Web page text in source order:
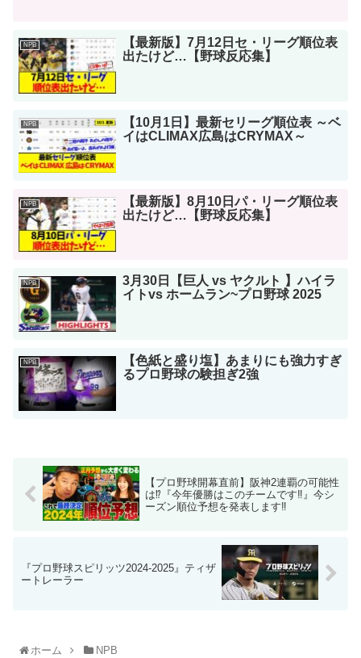
NPB
【最新版】7月12日セ・リーグ順位表
出たけど…【野球反応集】
NPB
【10月1日】最新セリーグ順位表 ～ベ
イはCLIMAX広島はCRYMAX～
NPB
【最新版】8月10日パ・リーグ順位表
出たけど…【野球反応集】
NPB
3月30日【巨人 vs ヤクルト 】ハイラ
イトvs ホームラン~プロ野球 2025
NPB
【色紙と盛り塩】あまりにも強力すぎ
るプロ野球の験担ぎ2強
【プロ野球開幕直前】阪神2連覇の可能性
は⁉︎『今年優勝はこのチームです‼︎』今シ
ーズン順位予想を発表します‼︎
『プロ野球スピリッツ2024-2025』ティザ
ートレーラー
ホーム NPB